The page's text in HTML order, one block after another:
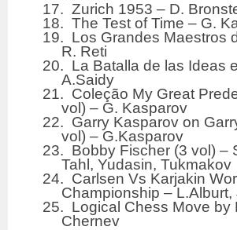
17. Zurich 1953 – D.
18. The Test of Time – G.
19. Los Grandes Maestros
R. Reti
20. La Batalla de las Ideas
A.Saidy
21. Coleção My Great
vol) – G. Kasparov
22. Garry Kasparov on
vol) – G.Kasparov
23. Bobby Fischer (3 vol) –
Tahl, Yudasin, Tukmakov
24. Carlsen Vs Karjakin
Championship – L.Alburt,
25. Logical Chess Move by
Chernev